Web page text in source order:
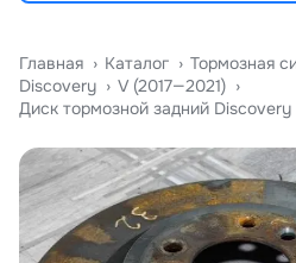
Главная › Катало › Тормозная
Discovery › V (2017—2021) ›
Диск тормозной задний